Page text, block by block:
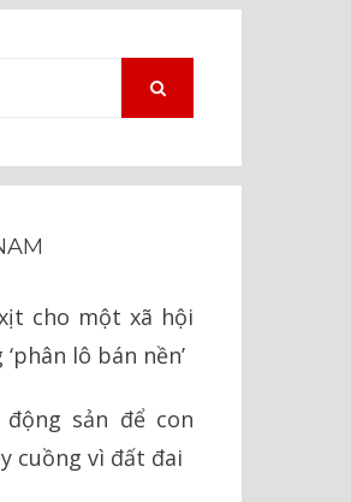
cho một xã hội
lô bán nền’
sản để con
cuồng vì đất đai